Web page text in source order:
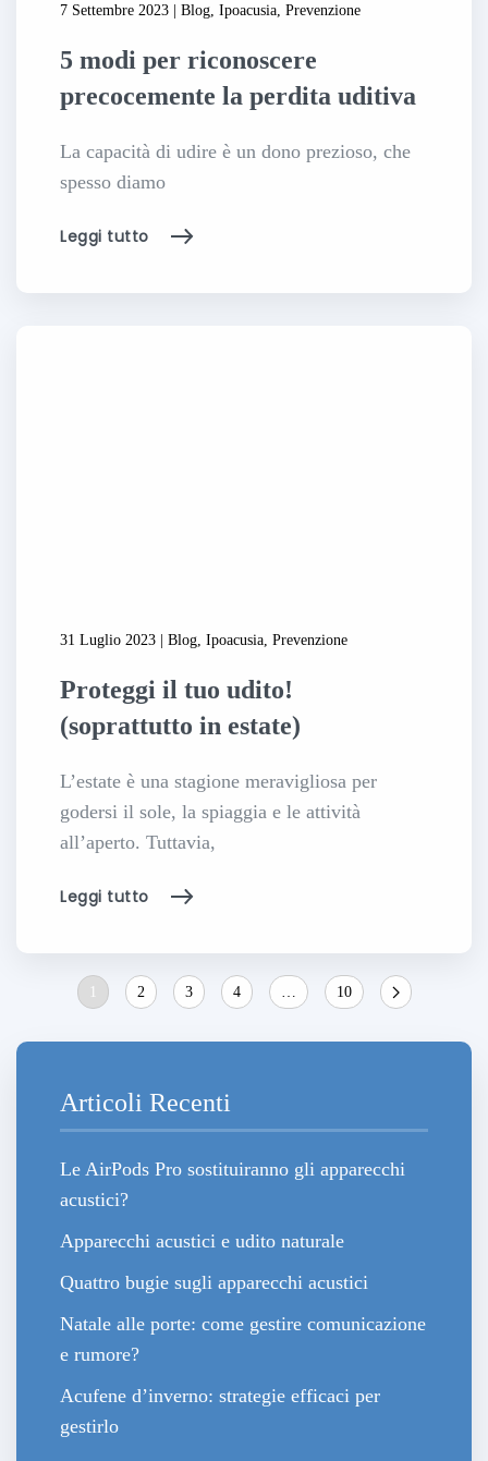
7 Settembre 2023 | Blog, Ipoacusia, Prevenzione
5 modi per riconoscere
precocemente la perdita uditiva
La capacità di udire è un dono prezioso, che
spesso diamo
Leggi tutto
31 Luglio 2023 | Blog, Ipoacusia, Prevenzione
Proteggi il tuo udito!
(soprattutto in estate)
L’estate è una stagione meravigliosa per
godersi il sole, la spiaggia e le attività
all’aperto. Tuttavia,
Leggi tutto
1 2 3 4 10
Articoli Recenti
Le AirPods Pro sostituiranno gli apparecchi
acustici?
Apparecchi acustici e udito naturale
Quattro bugie sugli apparecchi acustici
Natale alle porte: come gestire comunicazione
e rumore?
Acufene d’inverno: strategie efficaci per
gestirlo